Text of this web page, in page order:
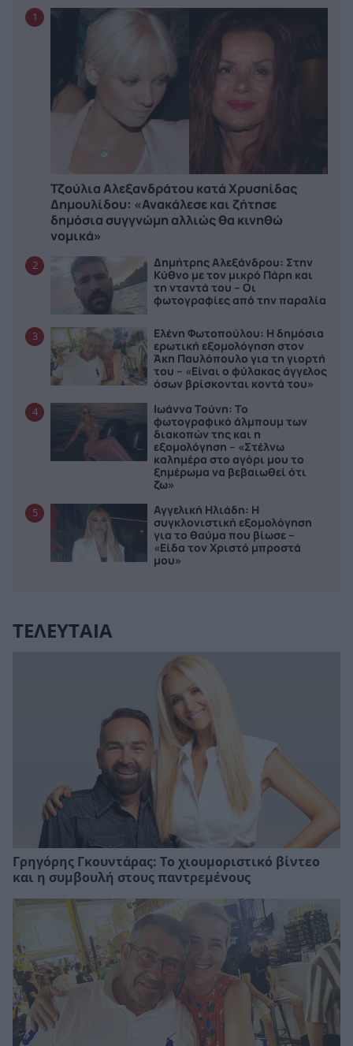
1
Τζούλια Αλεξανδράτου κατά Χρυσηίδας
Δημουλίδου: «Ανακάλεσε και ζήτησε
δημόσια συγγνώμη αλλιώς θα κινηθώ
νομικά»
2
Δημήτρης Αλεξάνδρου: Στην
Κύθνο με τον μικρό Πάρη και
τη νταντά του – Οι
φωτογραφίες από την παραλία
3
Ελένη Φωτοπούλου: Η δημόσια
ερωτική εξομολόγηση στον
Άκη Παυλόπουλο για τη γιορτή
του – «Είναι ο φύλακας άγγελος
όσων βρίσκονται κοντά του»
4
Ιωάννα Τούνη: Το
φωτογραφικό άλμπουμ των
διακοπών της και η
εξομολόγηση – «Στέλνω
καλημέρα στο αγόρι μου το
ξημέρωμα να βεβαιωθεί ότι
ζω»
5
Αγγελική Ηλιάδη: Η
συγκλονιστική εξομολόγηση
για το θαύμα που βίωσε –
«Είδα τον Χριστό μπροστά
μου»
ΤΕΛΕΥΤΑΙΑ
Γρηγόρης Γκουντάρας: Το χιουμοριστικό βίντεο
και η συμβουλή στους παντρεμένους